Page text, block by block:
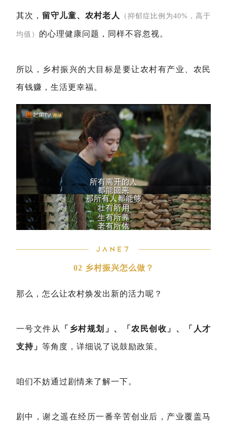
其次， 留守儿童、农村老人 （抑郁症比例为40%，高于
均值） 的心理健康问题，同样不容忽视。
所以，乡村振兴的大目标是要让农村有产业、农民
有钱赚，生活更幸福。
02 乡村振兴怎么做？
那么，怎么让农村焕发出新的活力呢？
一号文件从 「乡村规划」、「农民创收」、「人才
支持」 等角度，详细说了说鼓励政策。
咱们不妨通过剧情来了解一下。
剧中，谢之遥在经历一番辛苦创业后，产业覆盖马